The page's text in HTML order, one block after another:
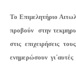
ΣΥΜΜΕΤΟΧΗ
ΣΕ
ΕΤΑΙΡΕΙΕΣ
Το Επιμελητήριο
προβούν στην
στις επιχειρήσεις
ενημερώσουν